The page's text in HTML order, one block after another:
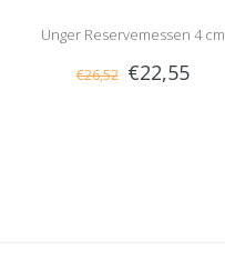
Unger Reservemessen 4 cm
€26,52 €22,55